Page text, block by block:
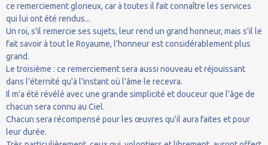
ce remerciement glorieux, car à toutes il fait connaître les services
qui lui ont été rendus...
Un roi, s'il remercie ses sujets, leur rend un grand honneur, mais s'il le
fait savoir à tout le Royaume, l'honneur est considérablement plus
grand.
Le troisième : ce remerciement sera aussi nouveau et réjouissant
dans l'éternité qu'à l'instant où l'âme le recevra.
Il m'a été révélé avec une grande simplicité et douceur que l'âge de
chacun sera connu au Ciel.
Chacun sera récompensé pour les œuvres qu'il aura faites et pour
leur durée.